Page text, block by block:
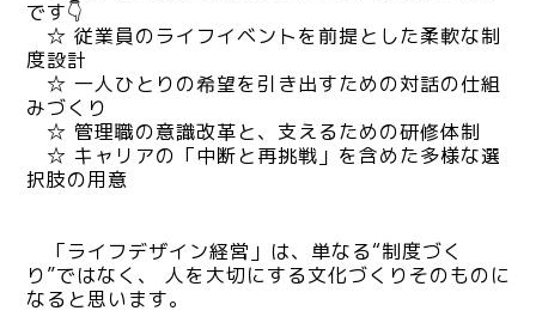
です👇
☆ 従業員のライフイベントを前提とした柔軟な制
度設計
☆ 一人ひとりの希望を引き出すための対話の仕組
みづくり
☆ 管理職の意識改革と、支えるための研修体制
☆ キャリアの「中断と再挑戦」を含めた多様な選
択肢の用意
「ライフデザイン経営」は、単なる“制度づく
り”ではなく、
人を大切にする文化づくりそのものに
なると思います。